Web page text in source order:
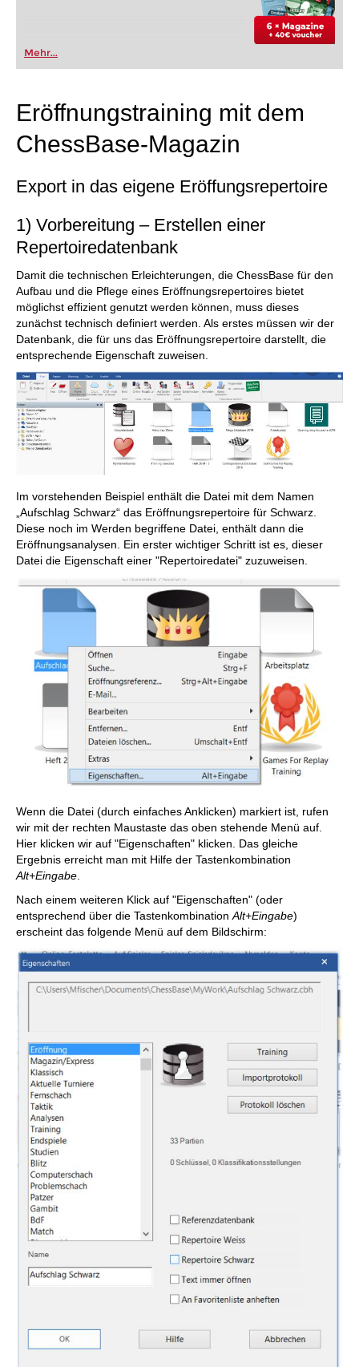
Mehr...
Eröffnungstraining mit dem
ChessBase-Magazin
Export in das eigene Eröffungsrepertoire
1) Vorbereitung – Erstellen einer
Repertoiredatenbank
Damit die technischen Erleichterungen, die ChessBase für den
Aufbau und die Pflege eines Eröffnungsrepertoires bietet
möglichst effizient genutzt werden können, muss dieses
zunächst technisch definiert werden. Als erstes müssen wir der
Datenbank, die für uns das Eröffnungsrepertoire darstellt, die
entsprechende Eigenschaft zuweisen.
Im vorstehenden Beispiel enthält die Datei mit dem Namen
„Aufschlag Schwarz“ das Eröffnungsrepertoire für Schwarz.
Diese noch im Werden begriffene Datei, enthält dann die
Eröffnungsanalysen. Ein erster wichtiger Schritt ist es, dieser
Datei die Eigenschaft einer "Repertoiredatei" zuzuweisen.
Wenn die Datei (durch einfaches Anklicken) markiert ist, rufen
wir mit der rechten Maustaste das oben stehende Menü auf.
Hier klicken wir auf "Eigenschaften" klicken. Das gleiche
Ergebnis erreicht man mit Hilfe der Tastenkombination
Alt+Eingabe
Nach einem weiteren Klick auf "Eigenschaften" (oder
entsprechend über die Tastenkombination Alt+Eingabe)
erscheint das folgende Menü auf dem Bildschirm: